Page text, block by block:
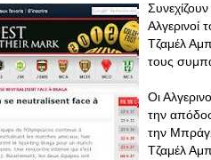
Αλγερινοί
Τζαμέλ
τους
Οι
την
την
Τζαμέλ